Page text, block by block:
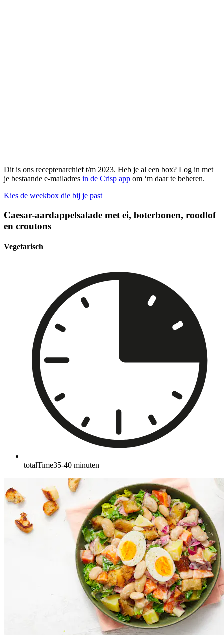
Dit is ons receptenarchief t/m 2023. Heb je al een box? Log in met
je bestaande e-mailadres in de Crisp app om ‘m daar te beheren.
Kies de weekbox die bij je past
Caesar-aardappelsalade met ei, boterbonen, roodlof
en croutons
Vegetarisch
totalTime35-40 minuten